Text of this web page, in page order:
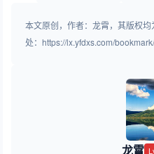
本文原创，作者：龙霄，其版权
处：https://lx.yfdxs.com/
龙霄